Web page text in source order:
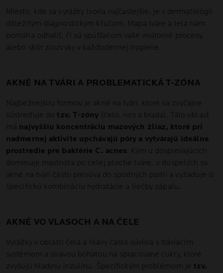
Miesto, kde sa vyrážky tvoria najčastejšie, je v dermatológii
dôležitým diagnostickým kľúčom. Mapa tváre a tela nám
pomáha odhaliť, či sú spúšťačom vaše vnútorné procesy,
alebo skôr zlozvyky v každodennej hygiene.
AKNÉ NA TVÁRI A PROBLEMATICKÁ T-ZÓNA
Najbežnejšou formou je akné na tvári, ktoré sa zvyčajne
sústreďuje do tzv. T-zóny (čelo, nos a brada). Táto oblasť
má najvyššiu koncentráciu mazových žliaz, ktoré pri
nadmernej aktivite upchávajú póry a vytvárajú ideálne
prostredie pre baktérie C. acnes . Kým u dospievajúcich
dominuje mastnota po celej ploche tváre, u dospelých sa
akné na tvári často presúva do spodných partií a vyžaduje si
špecifickú kombináciu hydratácie a liečby zápalu.
AKNÉ VO VLASOCH A NA ČELE
Vyrážky v oblasti čela a hlavy často súvisia s tráviacim
systémom a stravou bohatou na spracované cukry, ktoré
zvyšujú hladinu inzulínu. Špecifickým problémom je tzv.